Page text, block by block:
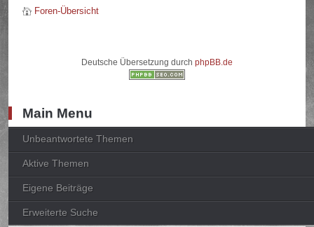
Foren-Übersicht
Deutsche Übersetzung durch phpBB.de
Main Menu
Unbeantwortete Themen
Aktive Themen
Eigene Beiträge
Erweiterte Suche